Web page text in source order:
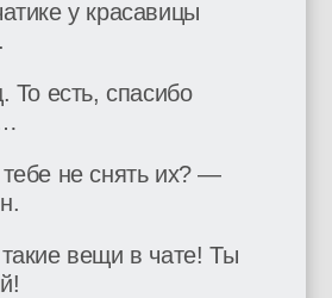
у красавицы
То есть, спасибо
не снять их? —
вещи в чате! Ты